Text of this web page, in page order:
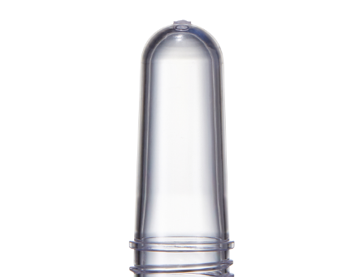
真空瓶/乳霜罐/肥皂盒
噴霧頭/隨身瓶/滾珠瓶